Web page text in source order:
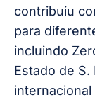
contribuiu
para
incluindo
Estado de S.